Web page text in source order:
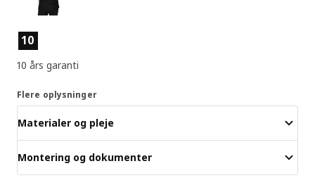
Produktfunktioner
10
10 års garanti
Flere oplysninger
Materialer og pleje
Montering og dokumenter